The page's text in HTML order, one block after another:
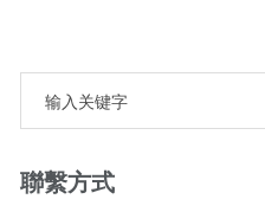
聯繫方式